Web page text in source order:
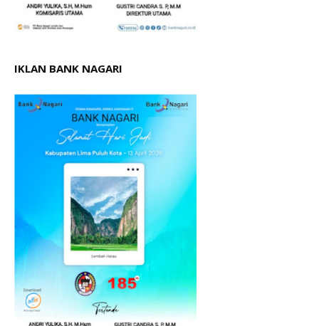
IKLAN BANK NAGARI